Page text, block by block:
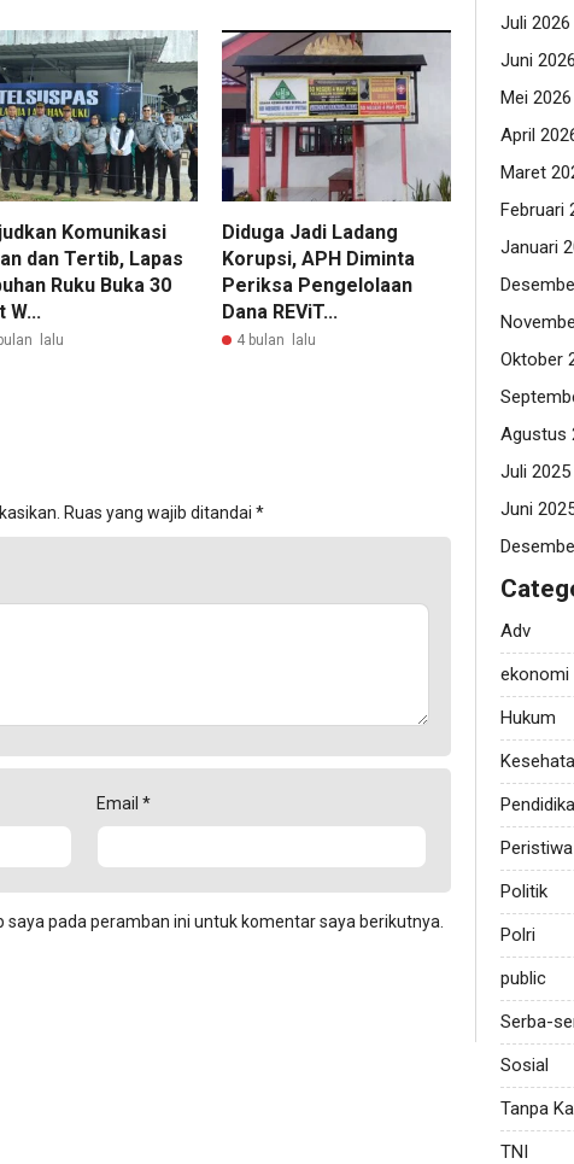
Komunikasi
dan Tertib, Lapas
Ruku Buka 30
W...
lalu
Diduga Jadi Ladang
Korupsi, APH Diminta
Periksa Pengelolaan
Dana REViT...
4 bulan lalu
Ruas yang wajib ditandai *
Email *
saya pada peramban ini untuk komentar saya berikutnya.
Juli 2026
Juni 2026
Mei 2026
April
Maret
Februari
Januari
Oktober
Agustus
Juli 2025
Juni
Adv
ekonomi
Hukum
Peristiwa
Politik
Polri
public
Serba-
Sosial
Tanpa
TNI